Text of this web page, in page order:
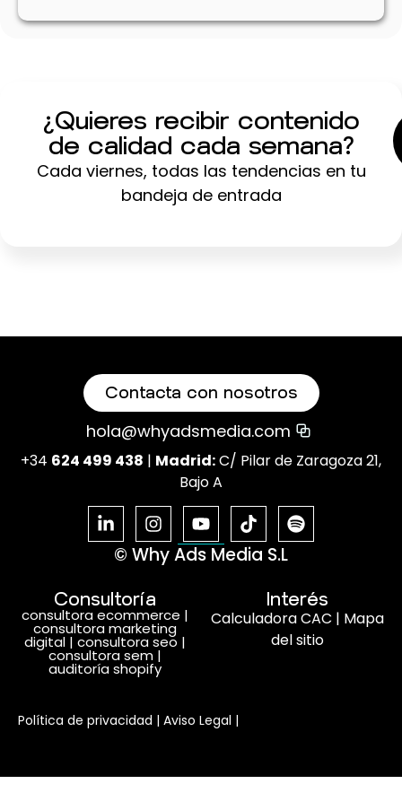
¿Quieres recibir contenido
de calidad cada semana?
Cada viernes, todas las tendencias en tu
bandeja de entrada
Contacta con nosotros
hola@whyadsmedia.com
+34 624 499 438 | Madrid:C/ Pilar de Zaragoza 21,
Bajo A
© Why Ads Media S.L
Consultoría
consultora ecommerce |
consultora marketing
digital | consultora seo |
consultora sem |
auditoría shopify
Interés
Calculadora CAC | Mapa
del sitio
Política de privacidad | Aviso Legal |
Habla con nosotros